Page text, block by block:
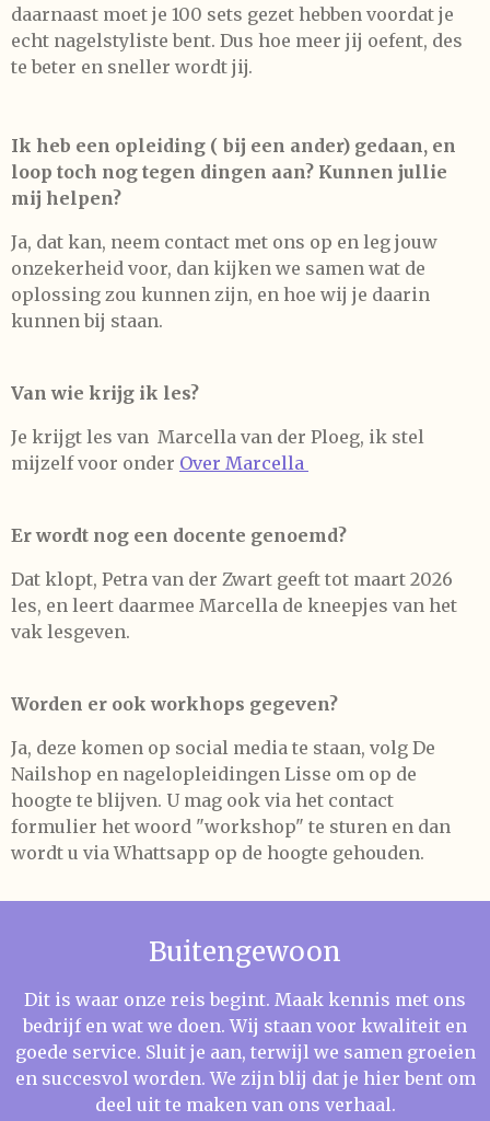
daarnaast moet je 100 sets gezet hebben voordat je
echt nagelstyliste bent. Dus hoe meer jij oefent, des
te beter en sneller wordt jij.
Ik heb een opleiding ( bij een ander) gedaan, en
loop toch nog tegen dingen aan? Kunnen jullie
mij helpen?
Ja, dat kan, neem contact met ons op en leg jouw
onzekerheid voor, dan kijken we samen wat de
oplossing zou kunnen zijn, en hoe wij je daarin
kunnen bij staan.
Van wie krijg ik les?
Je krijgt les van Marcella van der Ploeg, ik stel
mijzelf voor onder Over Marcella
Er wordt nog een docente genoemd?
Dat klopt, Petra van der Zwart geeft tot maart 2026
les, en leert daarmee Marcella de kneepjes van het
vak lesgeven.
Worden er ook workhops gegeven?
Ja, deze komen op social media te staan, volg De
Nailshop en nagelopleidingen Lisse om op de
hoogte te blijven. U mag ook via het contact
formulier het woord "workshop" te sturen en dan
wordt u via Whattsapp op de hoogte gehouden.
Buitengewoon
Dit is waar onze reis begint. Maak kennis met ons
bedrijf en wat we doen. Wij staan voor kwaliteit en
goede service. Sluit je aan, terwijl we samen groeien
en succesvol worden. We zijn blij dat je hier bent om
deel uit te maken van ons verhaal.